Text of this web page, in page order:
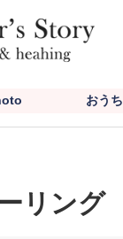
おう
リング